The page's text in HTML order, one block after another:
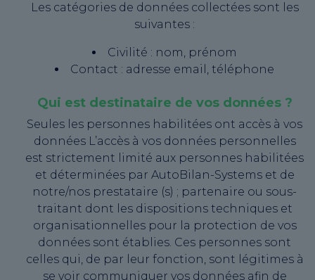
Les catégories de données collectées sont les
suivantes :
Civilité : nom, prénom
Contact : adresse email, téléphone
Qui est destinataire de vos données ?
Seules les personnes habilitées ont accès à vos
données L’accès à vos données personnelles
est strictement limité aux personnes habilitées
et déterminées par AutoBilan-Systems et de
notre/nos prestataire (s) ; partenaire ou sous-
traitant dont les dispositions techniques et
organisationnelles pour la protection de vos
données sont établies. Ces personnes sont
celles qui, de par leur fonction, sont légitimes à
se voir communiquer vos données afin de